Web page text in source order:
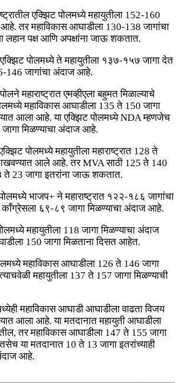
एक्झिट पोलमध्ये महायुतीला 152-160
आहे. तर महाविकास आघाडीला 130-138 जागांचा
पक्ष आणि अपक्षांना जाऊ शकतात.
एक्झिट पोलमध्ये ते महायुतीला १३७-१५७ जागा देत
146 जागांचा अंदाज आहे.
महाराष्ट्रात एमव्हीएला बहुमत मिळाल्याचे
महाविकास आघाडीला 135 ते 150 जागा
आला आहे. या एक्झिट पोलमध्ये NDA म्हणजेच
मिळण्याचा अंदाज आहे.
पोलमध्ये महायुतीला महाराष्ट्रात 128 ते
आले आहे. तर MVA साठी 125 ते 140
23 जागा इतरांना जाऊ शकतात.
भाजप+ ने महाराष्ट्रात १२२-१८६ जागांचा
६९-८९ जागा मिळण्याचा अंदाज आहे.
महायुतीला 118 जागा मिळण्याचा अंदाज
150 जागा मिळताना दिसत आहेत.
महाविकास आघाडीला 126 ते 146 जागा
महायुतीला 137 ते 157 जागा मिळण्याची
महाविकास आघाडी आघाडीला वाढता विजय
आला आहे. या मतदानात महायुती आघाडीला
तर महाविकास आघाडीला 147 ते 155 जागा
या मतदानात 10 ते 13 जागा इतरांच्याही
आहे.